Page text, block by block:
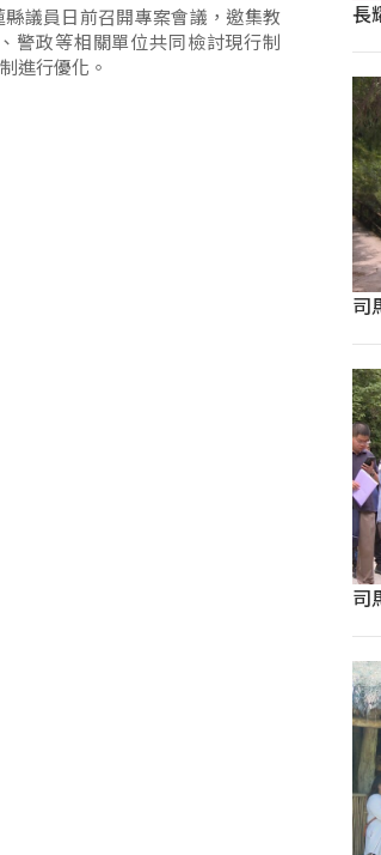
議員日前召開專案會議，邀集教
警政等相關單位共同檢討現行制
進行優化。
長
司
司